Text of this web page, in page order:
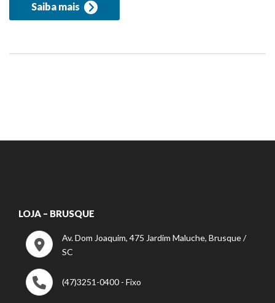
Saiba mais
LOJA – BRUSQUE
Av. Dom Joaquim, 475 Jardim Maluche, Brusque /
SC
(47)3251-0400 - Fixo